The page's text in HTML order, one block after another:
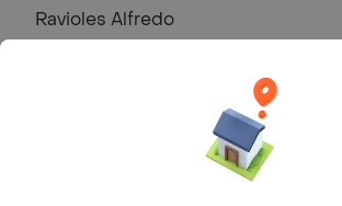
Ravioles Alfredo
parmesano, orégano encima, 3